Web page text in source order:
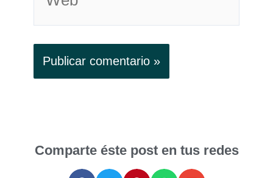
Comparte éste post en tus redes